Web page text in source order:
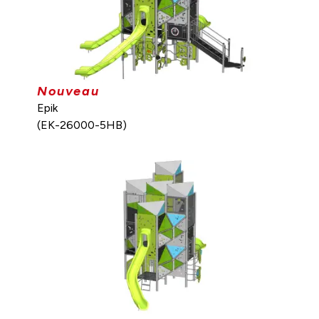
Nouveau
Epik
(EK-26000-5HB)